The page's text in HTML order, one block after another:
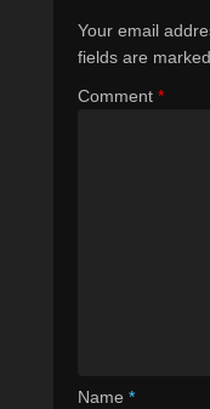
Your email
fields are marked
Comment *
Name *